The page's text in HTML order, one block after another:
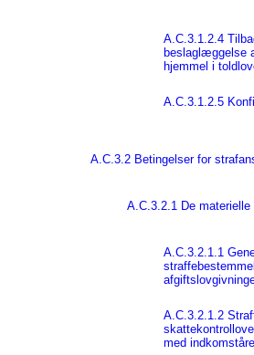
A.C.3.1.2.4
beslaglæggelse
hjemmel i
A.C.3.1.2.5
A.C.3.2 Betingelser for
A.C.3.2.1 De
A.C.3.2.1.1
A.C.3.2.1.2
med